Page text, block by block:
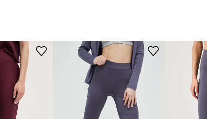
ID izdelka